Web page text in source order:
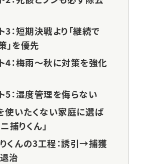
3：短期決戦より「継続で
」を優先
4：梅雨〜秋に対策を強化
5：湿度管理を侮らない
使いたくない家庭に選ば
捕りくん」
くんの3工程：誘引→捕獲
治